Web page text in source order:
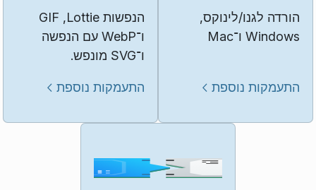
הורדה לגנו/לינוקס,
Windows ו־Mac
התעמקות נוספת
הנפשות Lottie,‏ GIF
ו־WebP עם הנפשה
ו־SVG מונפש.
התעמקות נוספת